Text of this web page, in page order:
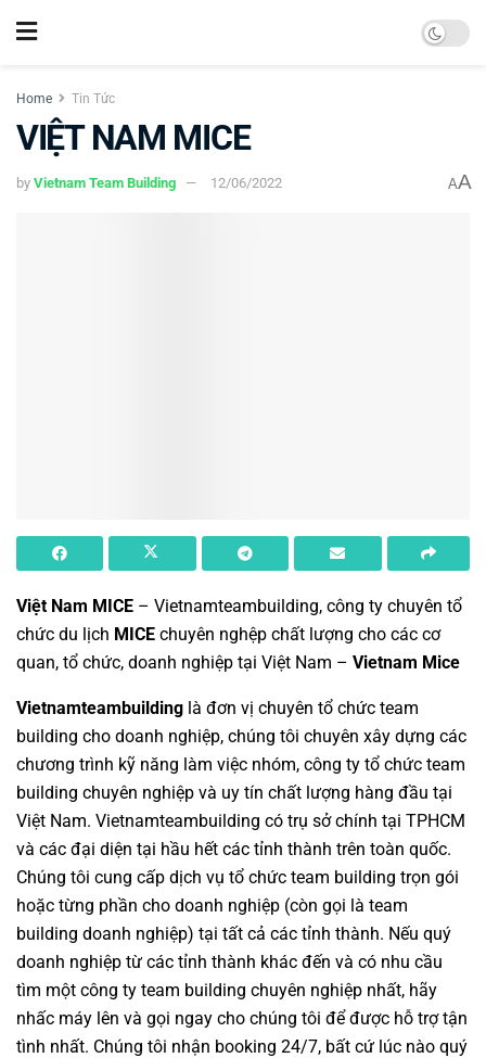
Home Tin Tức
VIỆT NAM MICE
by Vietnam Team Building 12/06/2022 AA
Việt Nam MICE – Vietnamteambuilding, công ty chuyên tổ
chức du lịch MICE chuyên nghệp chất lượng cho các cơ
quan, tổ chức, doanh nghiệp tại Việt Nam – Vietnam Mice
Vietnamteambuilding là đơn vị chuyên tổ chức team
building cho doanh nghiệp, chúng tôi chuyên xây dựng các
chương trình kỹ năng làm việc nhóm, công ty tổ chức team
building chuyên nghiệp và uy tín chất lượng hàng đầu tại
Việt Nam. Vietnamteambuilding có trụ sở chính tại TPHCM
và các đại diện tại hầu hết các tỉnh thành trên toàn quốc.
Chúng tôi cung cấp dịch vụ tổ chức team building trọn gói
hoặc từng phần cho doanh nghiệp (còn gọi là team
building doanh nghiệp) tại tất cả các tỉnh thành. Nếu quý
doanh nghiệp từ các tỉnh thành khác đến và có nhu cầu
tìm một công ty team building chuyên nghiệp nhất, hãy
nhấc máy lên và gọi ngay cho chúng tôi để được hỗ trợ tận
tình nhất. Chúng tôi nhận booking 24/7, bất cứ lúc nào quý